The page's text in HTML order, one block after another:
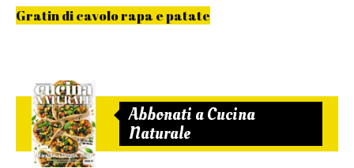
Gratin di cavolo rapa e patate
Abbonati a Cucina
Naturale